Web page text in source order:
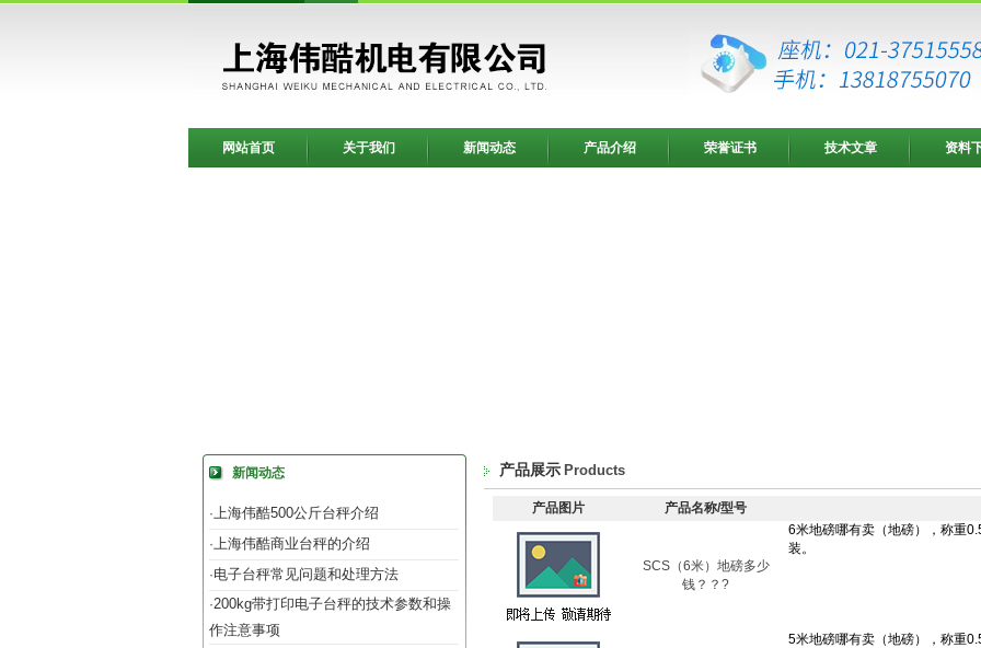
网站首页 关于我们 新闻动态 产品介绍 荣誉证书 技术文章 资料
新闻动态
·上海伟酷500公斤台秤介绍
·上海伟酷商业台秤的介绍
·电子台秤常见问题和处理方法
·200kg带打印电子台秤的技术参数和操
作注意事项
产品展示 Products
产品图片 产品名称/型号
SCS（6米）地磅多少
钱？？?